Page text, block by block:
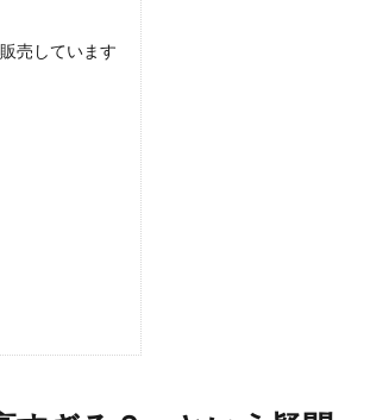
売しています